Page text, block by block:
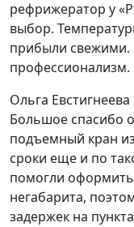
рефрижератор у
выбор.
прибыли свежими.
профессионализм.
Ольга Евстигнеева
Большое спасибо
подъемный кран
сроки еще и по
помогли
негабарита,
задержек на